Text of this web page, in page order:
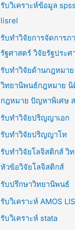
รับวิเคราะห์ข้อมูล
lisrel
รับทำวิจัยการจัดการภ
รัฐศาสตร์ วิจัยรัฐประ
รับทำวิจัยด้านกฎหมา
วิทยานิพนธ์กฎหมาย นิ
กฎหมาย ปัญหาพิเศษ
รับทำวิจัยปริญญาเอก
รับทำวิจัยปริญญาโท
รับทำวิจัยโลจิสติกส์ วิ
หัวข้อวิจัยโลจิสติกส์
รับปรึกษาวิทยานิพนธ์
รับวิเคราะห์ AMOS
รับวิเคราะห์ stata